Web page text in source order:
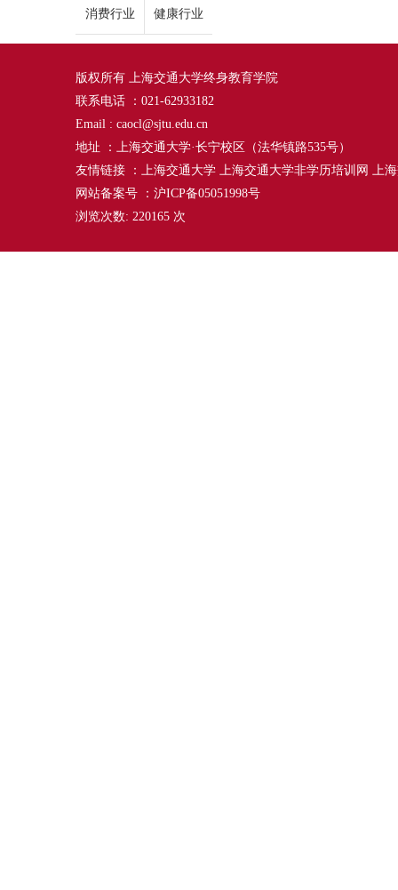
消费行业 健康行业
版权所有 上海交通大学终身教育学院
联系电话 ：021-62933182
Email : caocl@sjtu.edu.cn
地址 ：上海交通大学·长宁校区（法华镇路535号）
友情链接 ： 上海交通大学 上海交通大学非学历培训网 上
网站备案号 ：沪ICP备05051998号
浏览次数: 220165 次